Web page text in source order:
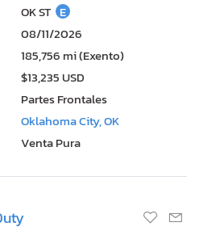
OK ST E
08/11/2026
185,756 mi (Exento)
$13,235 USD
Partes Frontales
Oklahoma City, OK
Venta Pura